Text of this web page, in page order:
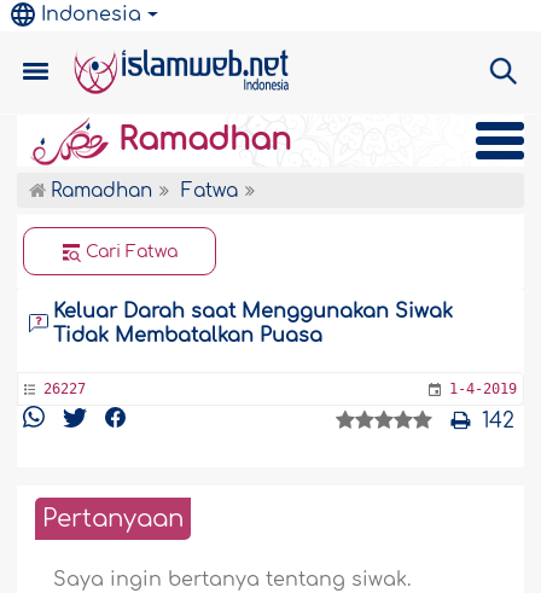
Indonesia
Ramadhan
Ramadhan Fatwa
Cari Fatwa
Keluar Darah saat Menggunakan Siwak
Tidak Membatalkan Puasa
26227 1-4-2019
142
Pertanyaan
Saya ingin bertanya tentang siwak.